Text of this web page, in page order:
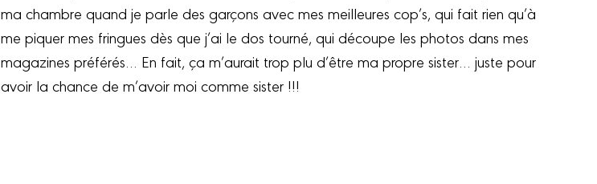
ma chambre quand je parle des garçons avec mes meilleures cop’s, qui fait rien qu’à
me piquer mes fringues dès que j’ai le dos tourné, qui découpe les photos dans mes
magazines préférés… En fait, ça m’aurait trop plu d’être ma propre sister… juste pour
avoir la chance de m’avoir moi comme sister !!!